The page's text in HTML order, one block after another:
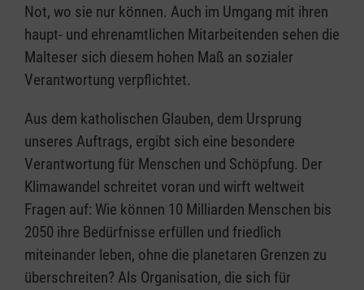
Not, wo sie nur können. Auch im Umgang mit ihren
haupt- und ehrenamtlichen Mitarbeitenden sehen die
Malteser sich diesem hohen Maß an sozialer
Verantwortung verpflichtet.
Aus dem katholischen Glauben, dem Ursprung
unseres Auftrags, ergibt sich eine besondere
Verantwortung für Menschen und Schöpfung. Der
Klimawandel schreitet voran und wirft weltweit
Fragen auf: Wie können 10 Milliarden Menschen bis
2050 ihre Bedürfnisse erfüllen und friedlich
miteinander leben, ohne die planetaren Grenzen zu
überschreiten? Als Organisation, die sich für